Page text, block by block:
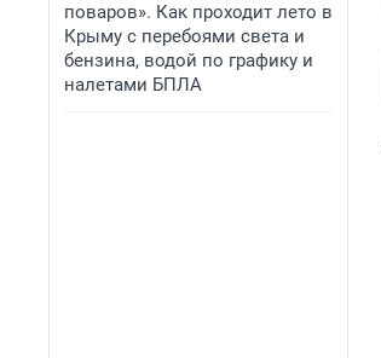
поваров». Как проходит лето в
Крыму с перебоями света и
бензина, водой по графику и
налетами БПЛА